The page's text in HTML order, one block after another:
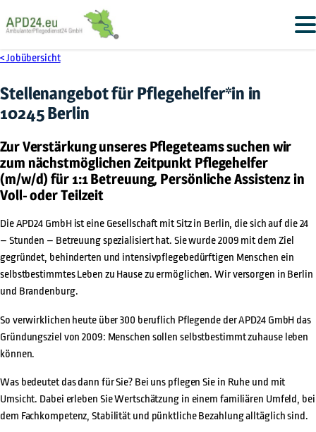
< Jobübersicht
Stellenangebot fürPflegehelfer*in in
10245 Berlin
Zur Verstärkung unseres Pflegeteams suchen wir
zum nächstmöglichen Zeitpunkt Pflegehelfer
(m/w/d) für 1:1 Betreuung, Persönliche Assistenz in
Voll- oder Teilzeit
Die APD24 GmbH ist eine Gesellschaft mit Sitz in Berlin, die sich auf die 24
– Stunden – Betreuung spezialisiert hat. Sie wurde 2009 mit dem Ziel
gegründet, behinderten und intensivpflegebedürftigen Menschen ein
selbstbestimmtes Leben zu Hause zu ermöglichen. Wir versorgen in Berlin
und Brandenburg.
So verwirklichen heute über 300 beruflich Pflegende der APD24 GmbH das
Gründungsziel von 2009: Menschen sollen selbstbestimmt zuhause leben
können.
Was bedeutet das dann für Sie? Bei uns pflegen Sie in Ruhe und mit
Umsicht. Dabei erleben Sie Wertschätzung in einem familiären Umfeld, bei
dem Fachkompetenz, Stabilität und pünktliche Bezahlung alltäglich sind.